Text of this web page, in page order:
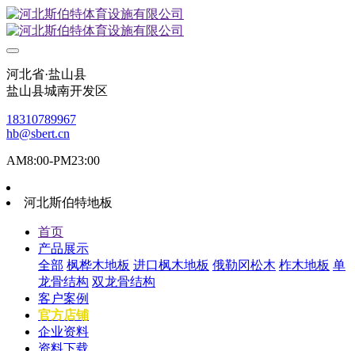
河北省·盐山县
盐山县城南开发区
18310789967
hb@sbert.cn
AM8:00-PM23:00
河北斯伯特地板
首页
产品展示
全部 枫桦木地板 进口枫木地板 俄勒冈松木 柞木地板 单
龙骨结构 双龙骨结构
客户案例
官方店铺
企业资料
资料下载